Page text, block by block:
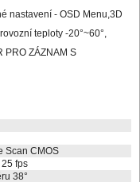
nastavení - OSD Menu,3D
teploty -20°~60°,
PRO ZÁZNAM S
Scan CMOS
fps
38°